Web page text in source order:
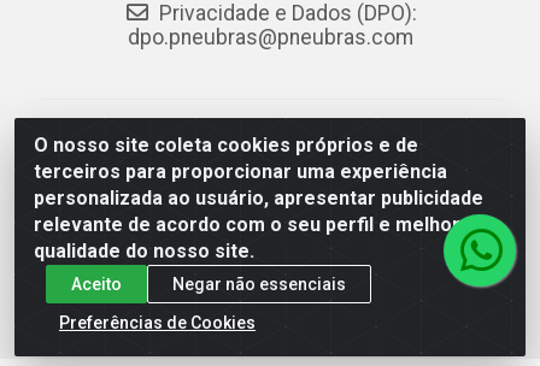
O nosso site coleta cookies próprios e de
terceiros para proporcionar uma experiência
personalizada ao usuário, apresentar publicidade
relevante de acordo com o seu perfil e melhorar a
qualidade do nosso site.
Aceito
Negar não essenciais
Preferências de Cookies
Privacidade e Dados (DPO):
dpo.pneubras@pneubras.com
PneuBras - Rodovia BR-101, KM 82 - Prazeres,
Jaboatão dos Guararapes/PE - CEP 54.335-000 - CNPJ
08.678.386/0001-05 - Pneubras Comércio de Pneus
Ltda